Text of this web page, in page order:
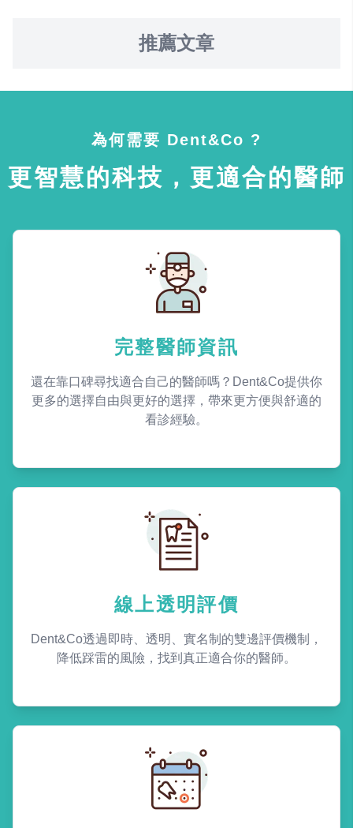
推薦文章
為何需要 Dent&Co ?
更智慧的科技，更適合的醫師
完整醫師資訊
還在靠口碑尋找適合自己的醫師嗎？Dent&Co提供你
更多的選擇自由與更好的選擇，帶來更方便與舒適的
看診經驗。
線上透明評價
Dent&Co透過即時、透明、實名制的雙邊評價機制，
降低踩雷的風險，找到真正適合你的醫師。